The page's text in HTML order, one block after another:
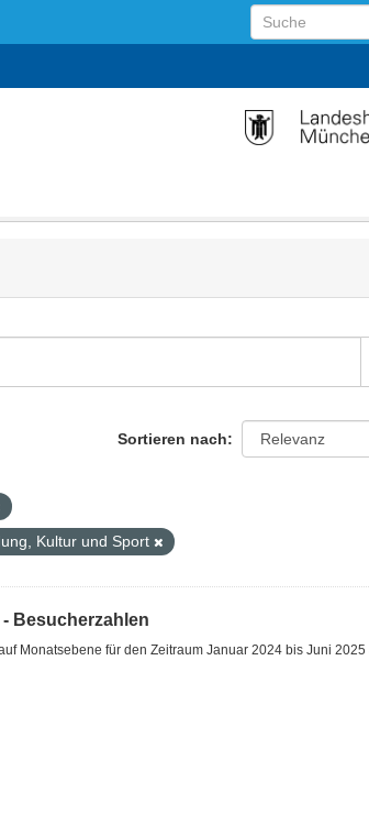
Sortieren nach
Kultur und Sport
Besucherzahlen
Monatsebene für den Zeitraum Januar 2024 bis Juni 2025